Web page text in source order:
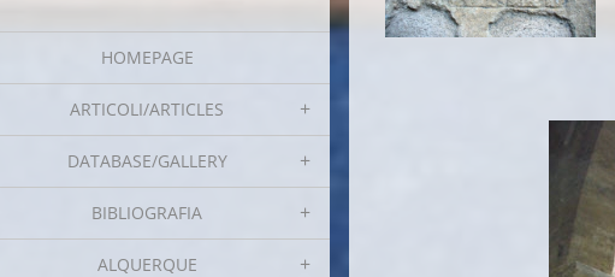
HOMEPAGE
ARTICOLI/ARTICLES
DATABASE/GALLERY
BIBLIOGRAFIA
ALQUERQUE